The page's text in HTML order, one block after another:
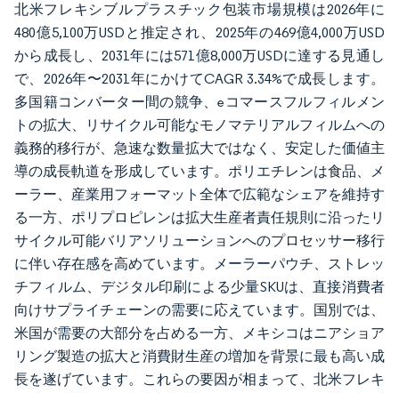
北米フレキシブルプラスチック包装市場規模は2026年に
480億5,100万USDと推定され、2025年の469億4,000万USD
から成長し、2031年には571億8,000万USDに達する見通し
で、2026年〜2031年にかけてCAGR 3.34%で成長します。
多国籍コンバーター間の競争、eコマースフルフィルメン
トの拡大、リサイクル可能なモノマテリアルフィルムへの
義務的移行が、急速な数量拡大ではなく、安定した価値主
導の成長軌道を形成しています。ポリエチレンは食品、メ
ーラー、産業用フォーマット全体で広範なシェアを維持す
る一方、ポリプロピレンは拡大生産者責任規則に沿ったリ
サイクル可能バリアソリューションへのプロセッサー移行
に伴い存在感を高めています。メーラーパウチ、ストレッ
チフィルム、デジタル印刷による少量SKUは、直接消費者
向けサプライチェーンの需要に応えています。国別では、
米国が需要の大部分を占める一方、メキシコはニアショア
リング製造の拡大と消費財生産の増加を背景に最も高い成
長を遂げています。これらの要因が相まって、北米フレキ